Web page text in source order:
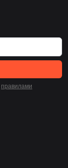
правилами